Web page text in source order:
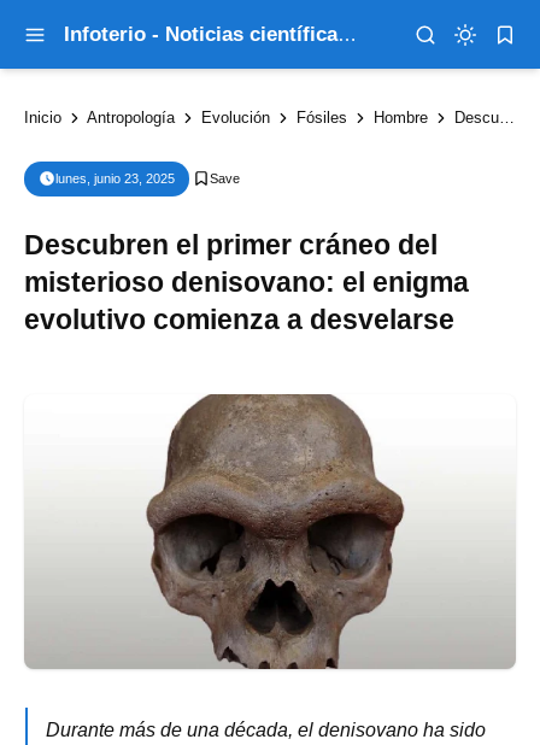
Infoterio - Noticias científicas que explican el mundo
Inicio Antropología Evolución Fósiles Hombre Descubren el primer cráneo del misterioso denisovano: el enigma evolutivo comienza a desvelarse
lunes, junio 23, 2025
Descubren el primer cráneo del
misterioso denisovano: el enigma
evolutivo comienza a desvelarse
Durante más de una década, el denisovano ha sido